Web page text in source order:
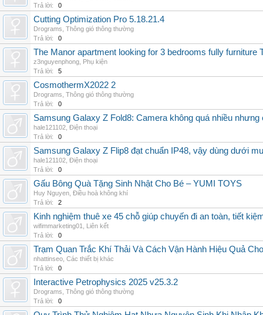
Trả lời:
0
Cutting Optimization Pro 5.18.21.4
Drograms Thông gió thông thường
Trả lời:
0
The Manor apartment looking for 3 bedrooms fully furniture
z3nguyenphong Phụ kiện
Trả lời:
5
CosmothermX2022 2
Drograms Thông gió thông thường
Trả lời:
0
Samsung Galaxy Z Fold8: Camera không quá nhiều nhưng
hale121102 Điện thoại
Trả lời:
0
Samsung Galaxy Z Flip8 đạt chuẩn IP48, vậy dùng dưới
hale121102 Điện thoại
Trả lời:
0
Gấu Bông Quà Tặng Sinh Nhật Cho Bé – YUMI TOYS
Huy Nguyen Điều hoà không khí
Trả lời:
2
Kinh nghiệm thuê xe 45 chỗ giúp chuyến đi an toàn, tiết
wifimmarketing01
Liên kết
Trả lời:
0
Trạm Quan Trắc Khí Thải Và Cách Vận Hành Hiệu Quả
nhattinseo Các thiết bị khác
Trả lời:
0
Interactive Petrophysics 2025 v25.3.2
Drograms Thông gió thông thường
Trả lời:
0